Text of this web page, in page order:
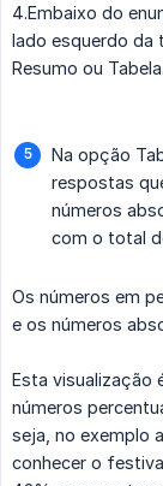
4.Embaixo do
lado esquerdo da
Resumo ou Tabela.
Na opção
respostas
números
com o total
Os números em
e os números
Esta visualização
números
seja, no exemplo
conhecer o